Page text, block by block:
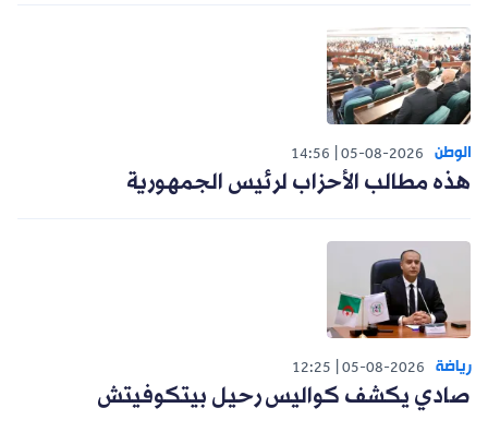
الوطن 05-08-2026
14:56
هذه مطالب الأحزاب لرئيس الجمهورية
رياضة 05-08-2026
12:25
صادي يكشف كواليس رحيل بيتكوفيتش